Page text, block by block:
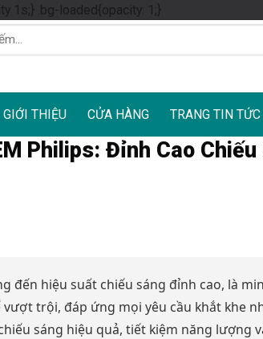
1s;} .bg-loaded{opacity: 1;}Skip
to
GIỚI THIỆU CỬA HÀNG TRANG TIN TỨC
Philips: Đỉnh Cao
đến hiệu suất chiếu sáng đỉnh cao, là
trội, đáp ứng mọi yêu cầu khắt khe
sáng hiệu quả, tiết kiệm năng lượng